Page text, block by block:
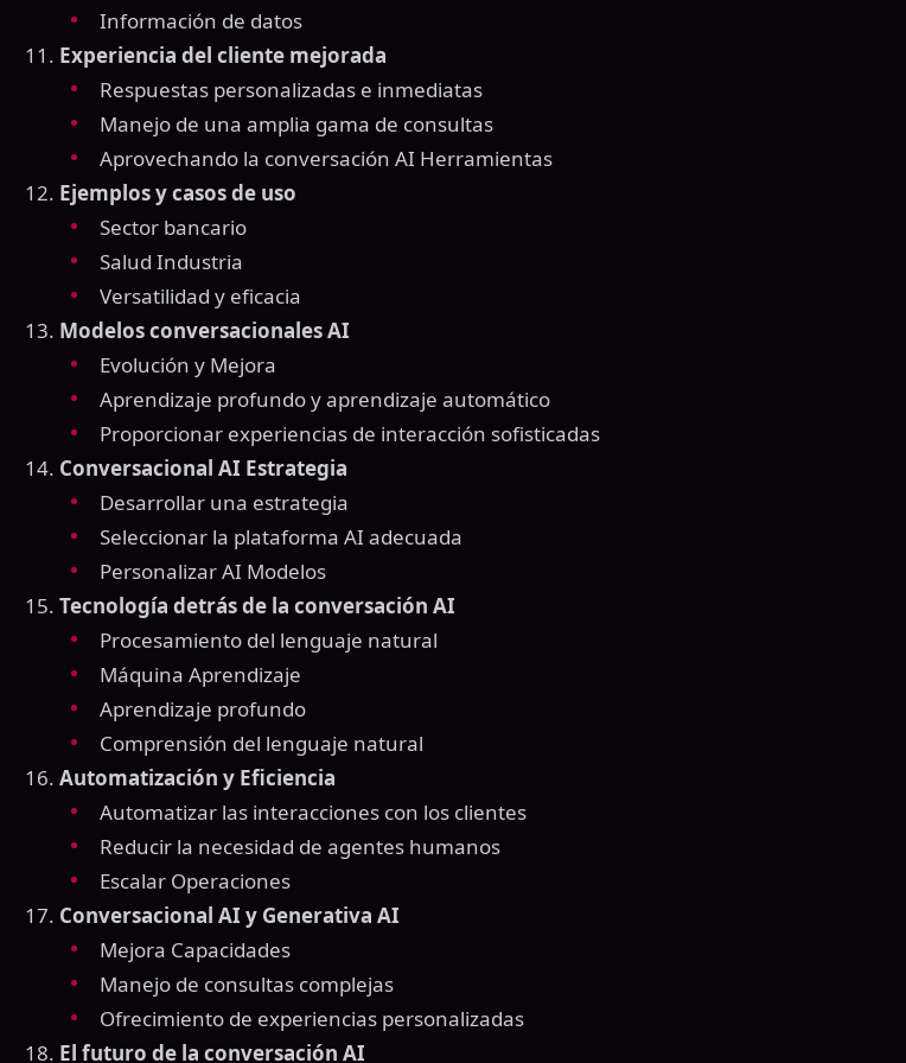
Información de datos
Experiencia del cliente mejorada
Respuestas personalizadas e inmediatas
Manejo de una amplia gama de consultas
Aprovechando la conversación AI Herramientas
Ejemplos y casos de uso
Sector bancario
Salud Industria
Versatilidad y eficacia
Modelos conversacionales AI
Evolución y Mejora
Aprendizaje profundo y aprendizaje automático
Proporcionar experiencias de interacción sofisticadas
Conversacional AI Estrategia
Desarrollar una estrategia
Seleccionar la plataforma AI adecuada
Personalizar AI Modelos
Tecnología detrás de la conversación AI
Procesamiento del lenguaje natural
Máquina Aprendizaje
Aprendizaje profundo
Comprensión del lenguaje natural
Automatización y Eficiencia
Automatizar las interacciones con los clientes
Reducir la necesidad de agentes humanos
Escalar Operaciones
Conversacional AI y Generativa AI
Mejora Capacidades
Manejo de consultas complejas
Ofrecimiento de experiencias personalizadas
El futuro de la conversación AI